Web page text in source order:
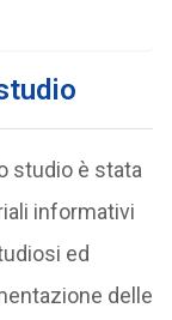
studio è stata
informativi
ed
delle